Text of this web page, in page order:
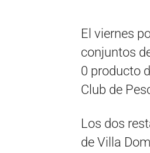
El viernes
conjuntos
0 producto
Club de
Los dos
de Villa